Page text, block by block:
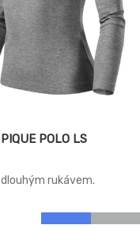
POLO LS
rukávem.